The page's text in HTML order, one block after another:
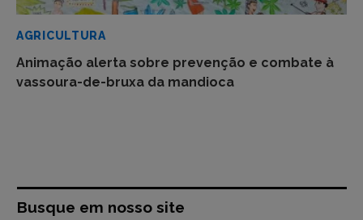
AGRICULTURA
Animação alerta sobre prevenção e combate à
vassoura-de-bruxa da mandioca
Busque em nosso site